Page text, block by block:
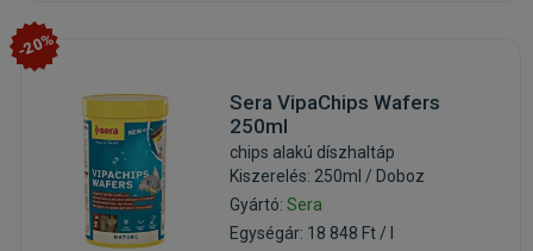
-20%
Sera VipaChips Wafers
250ml
chips alakú díszhaltáp
Kiszerelés: 250ml / Doboz
Gyártó: Sera
Egységár: 18 848 Ft / l